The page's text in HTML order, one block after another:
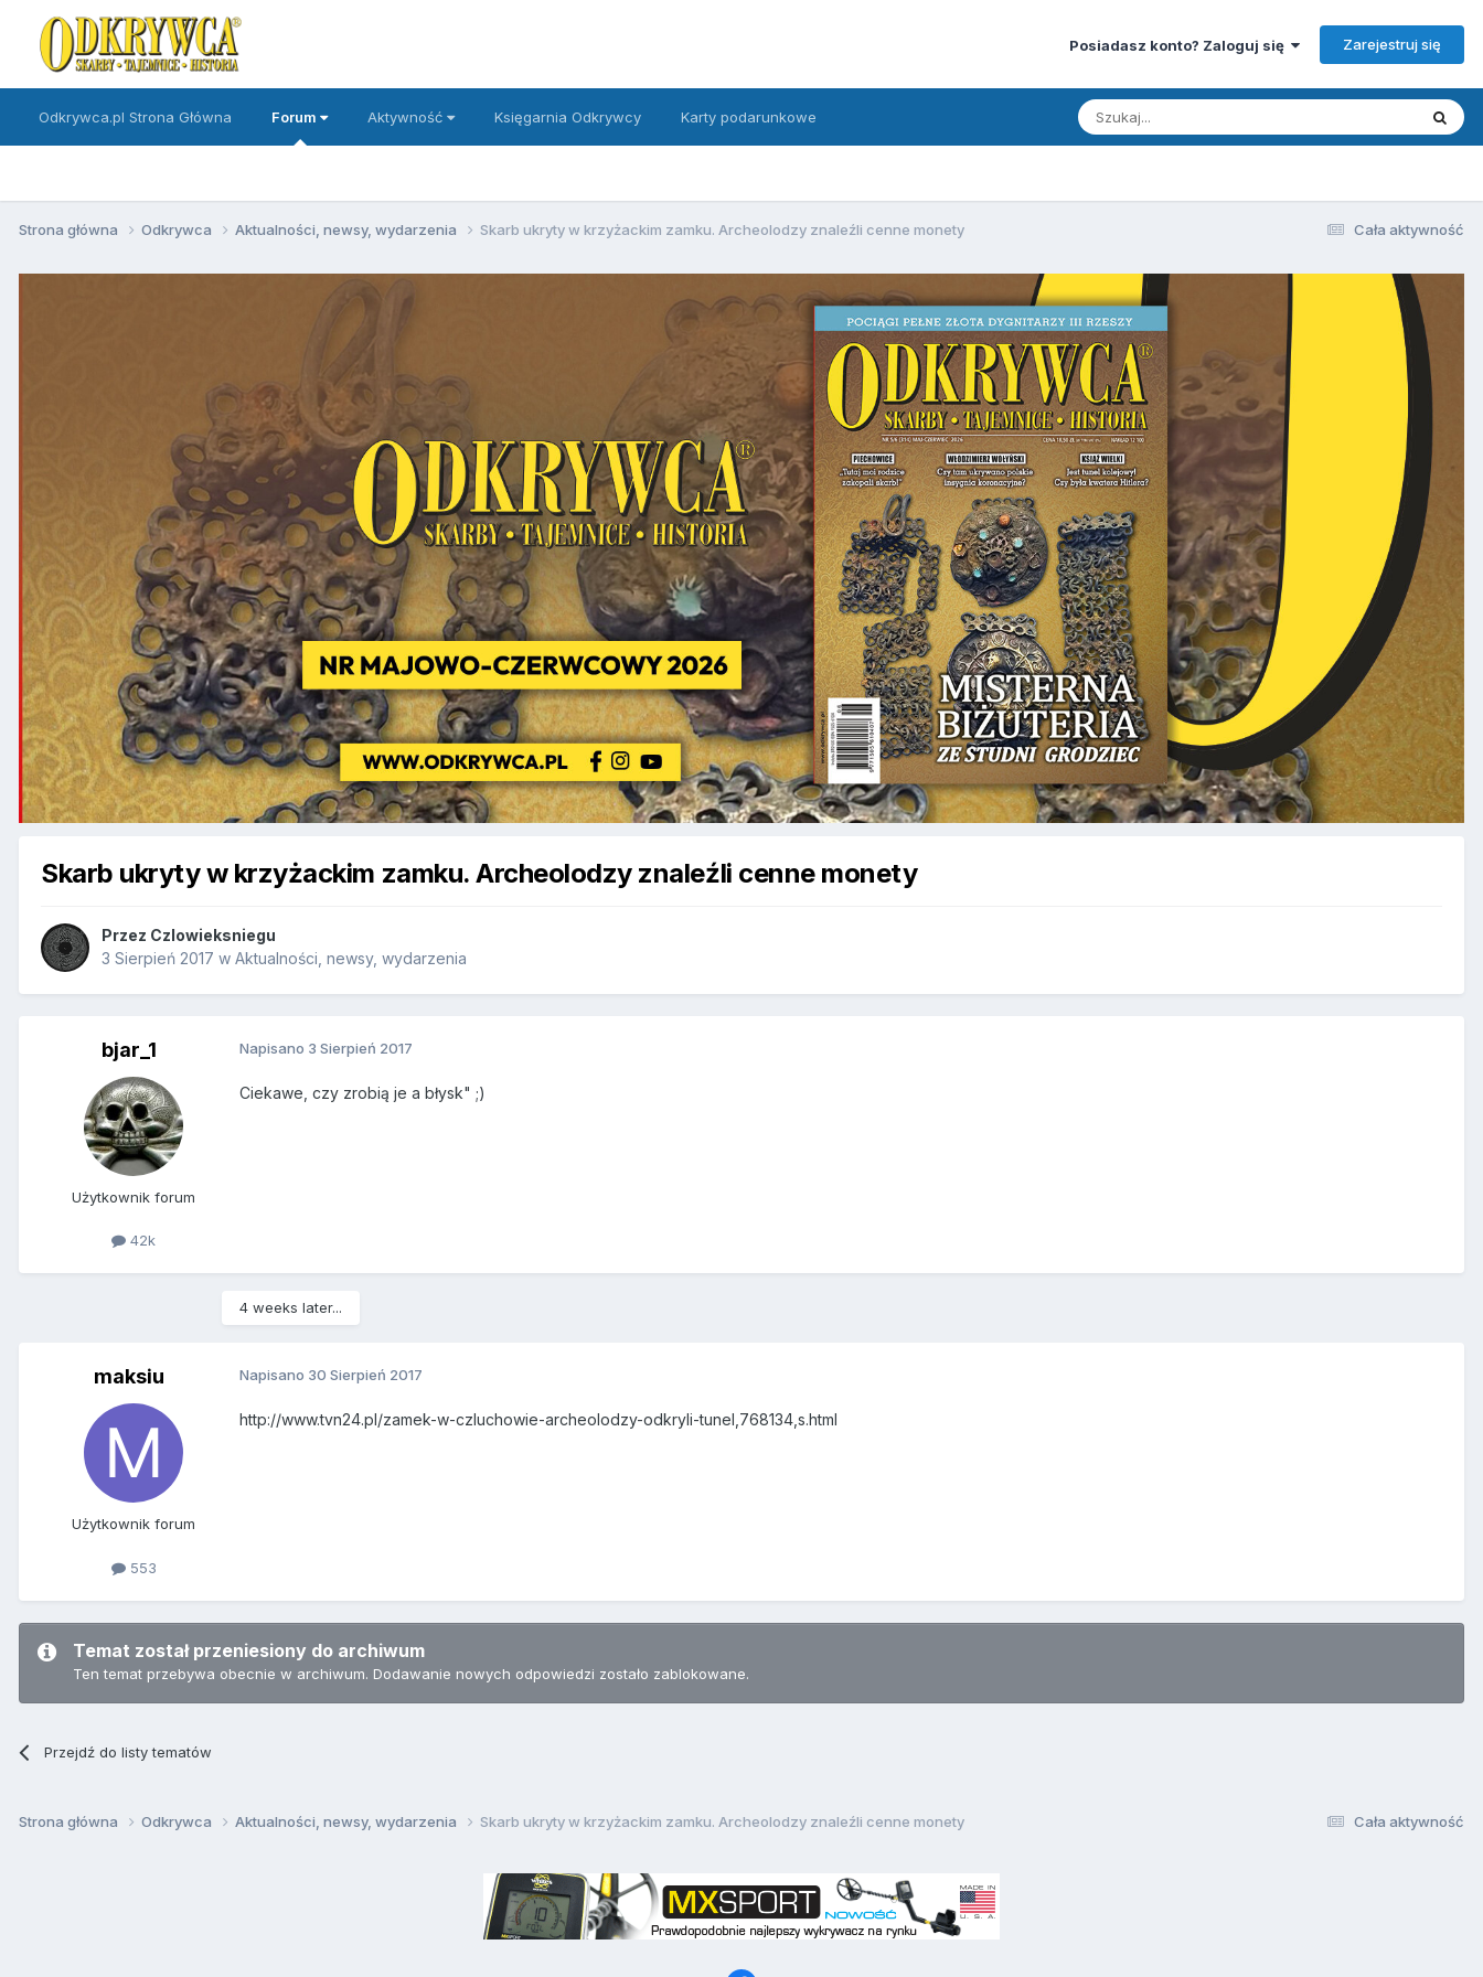
Posiadasz konto? Zaloguj się Zarejestruj się
Odkrywca.pl Strona Główna Forum Aktywność Księgarnia Odkrywcy Karty podarunkowe
Cała aktywność
Strona główna Odkrywca Aktualności, newsy, wydarzenia Skarb ukryty w krzyżackim zamku. Archeolodzy znaleźli cenne monety
Skarb ukryty w krzyżackim zamku. Archeolodzy znaleźli cenne monety
Przez Czlowieksniegu
3 Sierpień 2017 w Aktualności, newsy, wydarzenia
bjar_1
Użytkownik forum
42k
Napisano 3 Sierpień 2017
Ciekawe, czy zrobią je a błysk" ;)
4 weeks later...
maksiu
Użytkownik forum
553
Napisano 30 Sierpień 2017
http://www.tvn24.pl/zamek-w-czluchowie-archeolodzy-odkryli-tunel,768134,s.html
Temat został przeniesiony do archiwum
Ten temat przebywa obecnie w archiwum. Dodawanie nowych odpowiedzi zostało zablokowane.
Przejdź do listy tematów
Cała aktywność
Strona główna Odkrywca Aktualności, newsy, wydarzenia Skarb ukryty w krzyżackim zamku. Archeolodzy znaleźli cenne monety